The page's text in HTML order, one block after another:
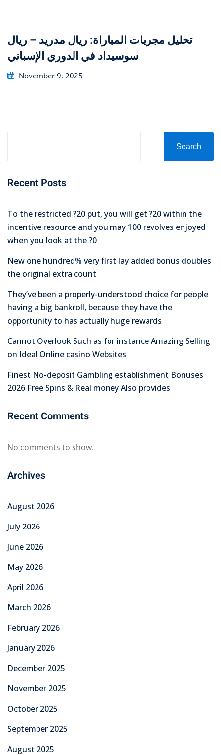
تحليل مجريات المباراة: ريال مدريد – ريال
سوسيداد في الدوري الإسباني
Posted
November 9, 2025
Search
Recent Posts
To the restricted ?20 put, you will get ?20 within the
incentive resource and you may 100 revolves enjoyed
when you look at the ?0
New one hundred% very first lay added bonus doubles
the original extra count
They’ve been a properly-understood choice for people
having a big bankroll, because they have the
opportunity to has actually huge rewards
Cannot Overlook Such as for instance Amazing Selling
on Ideal Online casino Websites
Finest No-deposit Gambling establishment Bonuses
2026 Free Spins & Real money Also provides
Recent Comments
No comments to show.
Archives
August 2026
July 2026
June 2026
May 2026
April 2026
March 2026
February 2026
January 2026
December 2025
November 2025
October 2025
September 2025
August 2025